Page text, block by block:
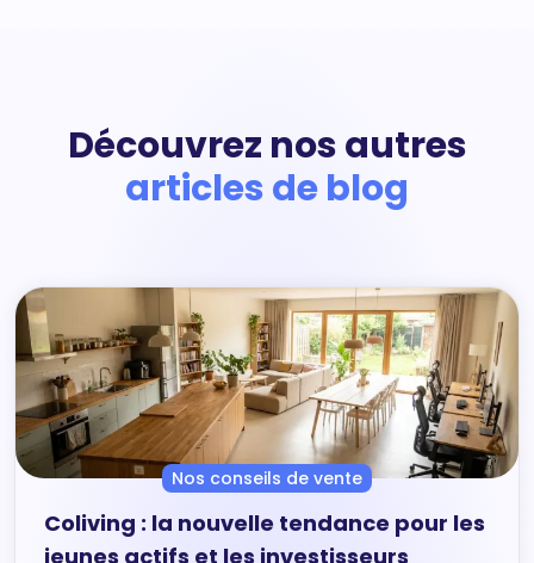
Découvrez nos autres
articles de blog
Nos conseils de vente
Coliving : la nouvelle tendance pour les
jeunes actifs et les investisseurs